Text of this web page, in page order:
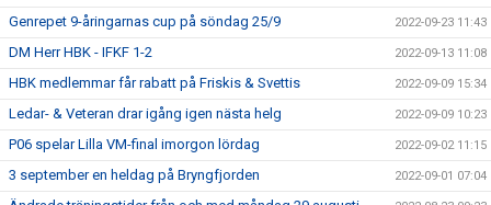
Genrepet 9-åringarnas cup på söndag 25/9 2022-09-23 11:43
DM Herr HBK - IFKF 1-2 2022-09-13 11:08
HBK medlemmar får rabatt på Friskis & Svettis 2022-09-09 15:34
Ledar- & Veteran drar igång igen nästa helg 2022-09-09 10:23
P06 spelar Lilla VM-final imorgon lördag 2022-09-02 11:15
3 september en heldag på Bryngfjorden 2022-09-01 07:04